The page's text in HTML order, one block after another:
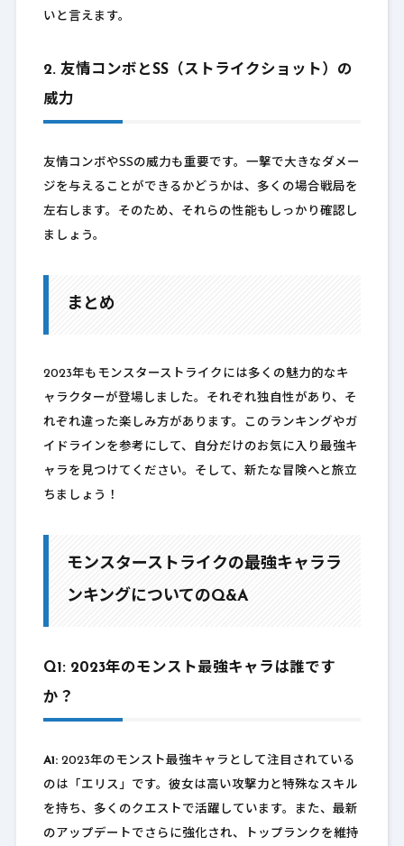
いと言えます。
2. 友情コンボとSS（ストライクショット）の
威力
友情コンボやSSの威力も重要です。一撃で大きなダメー
ジを与えることができるかどうかは、多くの場合戦局を
左右します。そのため、それらの性能もしっかり確認し
ましょう。
まとめ
2023年もモンスターストライクには多くの魅力的なキ
ャラクターが登場しました。それぞれ独自性があり、そ
れぞれ違った楽しみ方があります。このランキングやガ
イドラインを参考にして、自分だけのお気に入り最強キ
ャラを見つけてください。そして、新たな冒険へと旅立
ちましょう！
モンスターストライクの最強キャララ
ンキングについてのQ&A
Q1: 2023年のモンスト最強キャラは誰です
か？
A1:2023年のモンスト最強キャラとして注目されている
のは「エリス」です。彼女は高い攻撃力と特殊なスキル
を持ち、多くのクエストで活躍しています。また、最新
のアップデートでさらに強化され、トップランクを維持